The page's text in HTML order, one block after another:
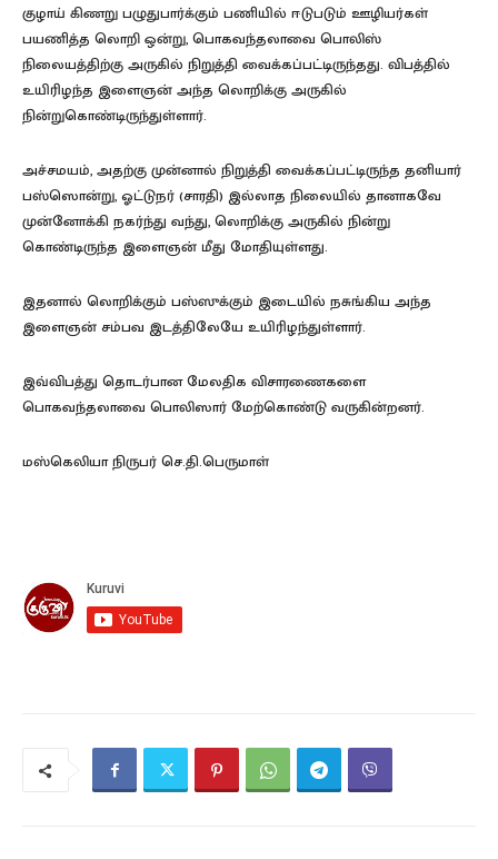
குழாய் கிணறு பழுதுபார்க்கும் பணியில் ஈடுபடும் ஊழியர்கள்
பயணித்த லொறி ஒன்று, பொகவந்தலாவை பொலிஸ்
நிலையத்திற்கு அருகில் நிறுத்தி வைக்கப்பட்டிருந்தது. விபத்தில்
உயிரிழந்த இளைஞன் அந்த லொறிக்கு அருகில்
நின்றுகொண்டிருந்துள்ளார்.
அச்சமயம், அதற்கு முன்னால் நிறுத்தி வைக்கப்பட்டிருந்த தனியார்
பஸ்ஸொன்று, ஓட்டுநர் (சாரதி) இல்லாத நிலையில் தானாகவே
முன்னோக்கி நகர்ந்து வந்து, லொறிக்கு அருகில் நின்று
கொண்டிருந்த இளைஞன் மீது மோதியுள்ளது.
இதனால் லொறிக்கும் பஸ்ஸுக்கும் இடையில் நசுங்கிய அந்த
இளைஞன் சம்பவ இடத்திலேயே உயிரிழந்துள்ளார்.
இவ்விபத்து தொடர்பான மேலதிக விசாரணைகளை
பொகவந்தலாவை பொலிஸார் மேற்கொண்டு வருகின்றனர்.
மஸ்கெலியா நிருபர் செ.தி.பெருமாள்